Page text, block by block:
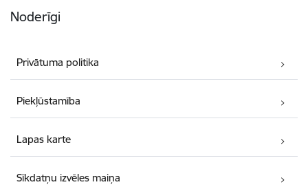
Noderīgi
Privātuma politika
Piekļūstamība
Lapas karte
Sīkdatņu izvēles maiņa